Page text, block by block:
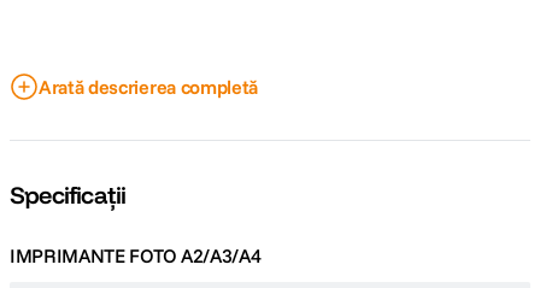
Arată descrierea completă
Specificații
IMPRIMANTE FOTO A2/A3/A4